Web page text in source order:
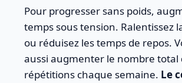
Pour progresser sans poids,
temps sous tension. Ralentissez
ou réduisez les temps de repos.
aussi augmenter le nombre total
répétitions chaque semaine. Le